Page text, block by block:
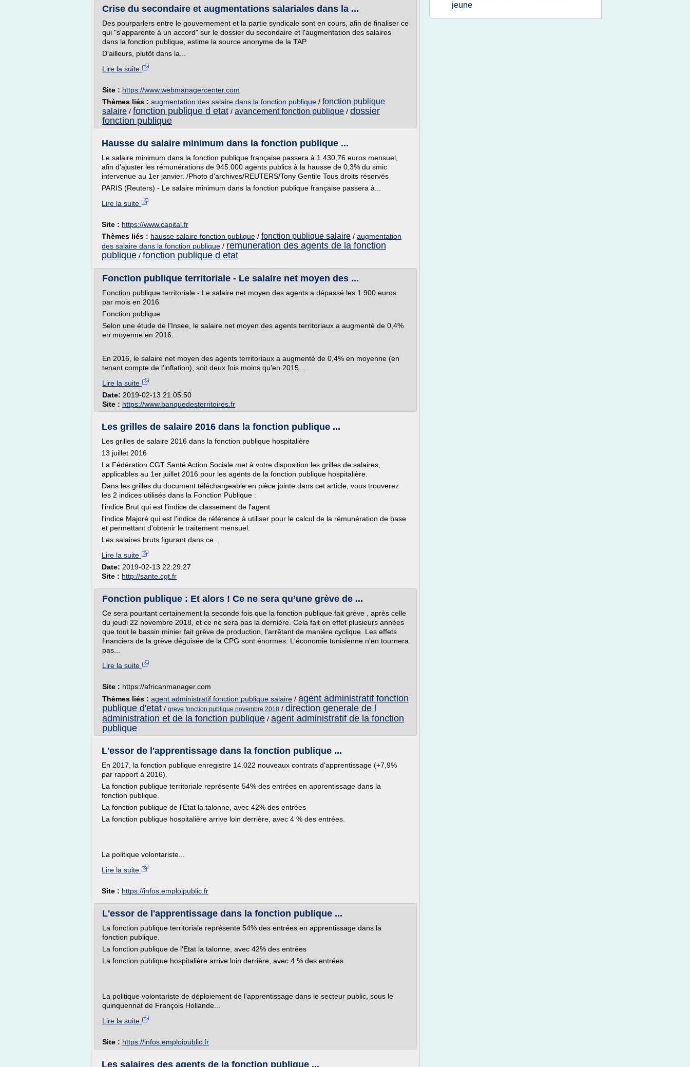
Crise du secondaire et augmentations salariales dans la ...
Des pourparlers entre le gouvernement et la partie syndicale sont en cours, afin de finaliser ce
qui "s'apparente à un accord" sur le dossier du secondaire et l'augmentation des salaires
dans la fonction publique, estime la source anonyme de la TAP.
D'ailleurs, plutôt dans la...
Lire la suite
Site : https://www.webmanagercenter.com
Thèmes liés : augmentation des salaire dans la fonction publique / fonction publique
salaire / fonction publique d etat / avancement fonction publique / dossier
fonction publique
Hausse du salaire minimum dans la fonction publique ...
Le salaire minimum dans la fonction publique française passera à 1.430,76 euros mensuel,
afin d'ajuster les rémunérations de 945.000 agents publics à la hausse de 0,3% du smic
intervenue au 1er janvier. /Photo d'archives/REUTERS/Tony Gentile Tous droits réservés
PARIS (Reuters) - Le salaire minimum dans la fonction publique française passera à...
Lire la suite
Site : https://www.capital.fr
Thèmes liés : hausse salaire fonction publique / fonction publique salaire / augmentation
des salaire dans la fonction publique / remuneration des agents de la fonction
publique / fonction publique d etat
Fonction publique territoriale - Le salaire net moyen des ...
Fonction publique territoriale - Le salaire net moyen des agents a dépassé les 1.900 euros
par mois en 2016
Fonction publique
Selon une étude de l'Insee, le salaire net moyen des agents territoriaux a augmenté de 0,4%
en moyenne en 2016.
En 2016, le salaire net moyen des agents territoriaux a augmenté de 0,4% en moyenne (en
tenant compte de l'inflation), soit deux fois moins qu'en 2015...
Lire la suite
Date: 2019-02-13 21:05:50
Site : https://www.banquedesterritoires.fr
Les grilles de salaire 2016 dans la fonction publique ...
Les grilles de salaire 2016 dans la fonction publique hospitalière
13 juillet 2016
La Fédération CGT Santé Action Sociale met à votre disposition les grilles de salaires,
applicables au 1er juillet 2016 pour les agents de la fonction publique hospitalière.
Dans les grilles du document téléchargeable en pièce jointe dans cet article, vous trouverez
les 2 indices utilisés dans la Fonction Publique :
l'indice Brut qui est l'indice de classement de l'agent
l'indice Majoré qui est l'indice de référence à utiliser pour le calcul de la rémunération de base
et permettant d'obtenir le traitement mensuel.
Les salaires bruts figurant dans ce...
Lire la suite
Date: 2019-02-13 22:29:27
Site : http://sante.cgt.fr
Fonction publique : Et alors ! Ce ne sera qu’une grève de ...
Ce sera pourtant certainement la seconde fois que la fonction publique fait grève , après celle
du jeudi 22 novembre 2018, et ce ne sera pas la dernière. Cela fait en effet plusieurs années
que tout le bassin minier fait grève de production, l'arrêtant de manière cyclique. Les effets
financiers de la grève déguisée de la CPG sont énormes. L'économie tunisienne n'en tournera
pas...
Lire la suite
Site : https://africanmanager.com
Thèmes liés : agent administratif fonction publique salaire / agent administratif fonction
publique d'etat / greve fonction publique novembre 2018 / direction generale de l
administration et de la fonction publique / agent administratif de la fonction
publique
L'essor de l'apprentissage dans la fonction publique ...
En 2017, la fonction publique enregistre 14.022 nouveaux contrats d'apprentissage (+7,9%
par rapport à 2016).
La fonction publique territoriale représente 54% des entrées en apprentissage dans la
fonction publique.
La fonction publique de l'Etat la talonne, avec 42% des entrées
La fonction publique hospitalière arrive loin derrière, avec 4 % des entrées.
La politique volontariste...
Lire la suite
Site : https://infos.emploipublic.fr
L'essor de l'apprentissage dans la fonction publique ...
La fonction publique territoriale représente 54% des entrées en apprentissage dans la
fonction publique.
La fonction publique de l'Etat la talonne, avec 42% des entrées
La fonction publique hospitalière arrive loin derrière, avec 4 % des entrées.
La politique volontariste de déploiement de l'apprentissage dans le secteur public, sous le
quinquennat de François Hollande...
Lire la suite
Site : https://infos.emploipublic.fr
Les salaires des agents de la fonction publique ...
jeune